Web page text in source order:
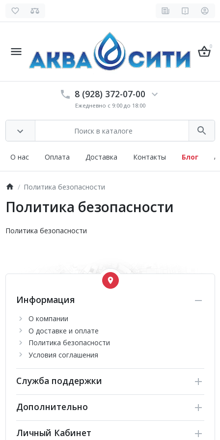
0
8 (928) 372-07-00
Ежедневно с 9:00 до 18:00
О нас Оплата Доставка Контакты Блог
Политика безопасности
Политика безопасности
Политика безопасности
Информация
О компании
О доставке и оплате
Политика безопасности
Условия соглашения
Служба поддержки
Дополнительно
Личный Кабинет